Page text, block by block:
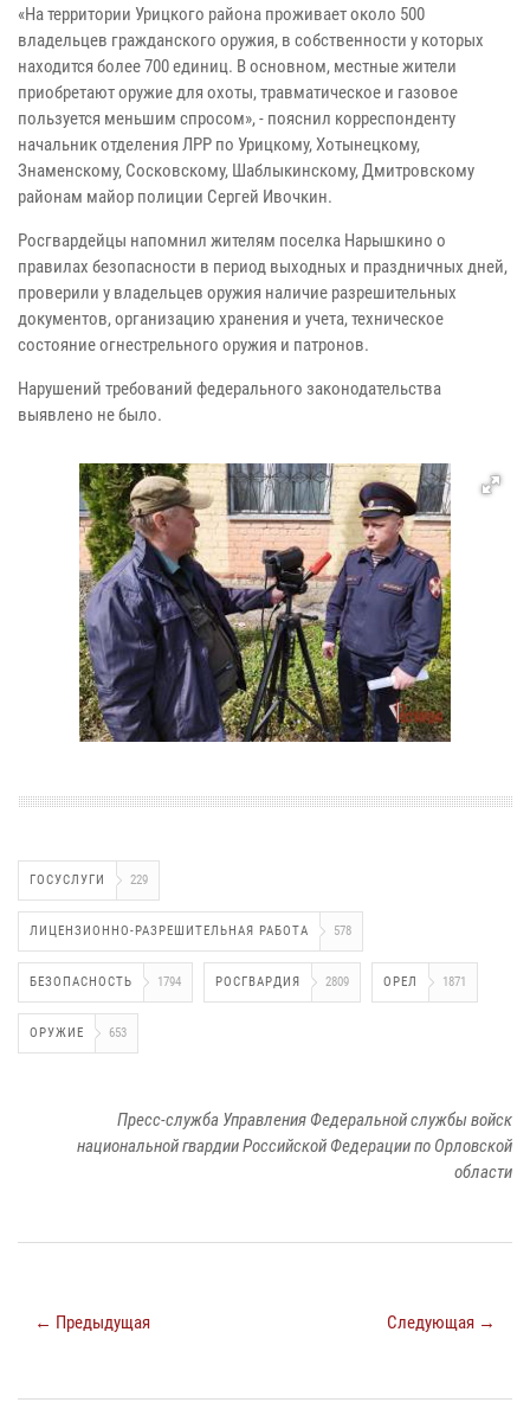
«На территории Урицкого района проживает около 500
владельцев гражданского оружия, в собственности у которых
находится более 700 единиц. В основном, местные жители
приобретают оружие для охоты, травматическое и газовое
пользуется меньшим спросом», - пояснил корреспонденту
начальник отделения ЛРР по Урицкому, Хотынецкому,
Знаменскому, Сосковскому, Шаблыкинскому, Дмитровскому
районам майор полиции Сергей Ивочкин.
Росгвардейцы напомнил жителям поселка Нарышкино о
правилах безопасности в период выходных и праздничных дней,
проверили у владельцев оружия наличие разрешительных
документов, организацию хранения и учета, техническое
состояние огнестрельного оружия и патронов.
Нарушений требований федерального законодательства
выявлено не было.
ГОСУСЛУГИ 229
ЛИЦЕНЗИОННО-РАЗРЕШИТЕЛЬНАЯ РАБОТА 578
БЕЗОПАСНОСТЬ 1794 РОСГВАРДИЯ 2809 ОРЕЛ 1871
ОРУЖИЕ 653
Пресс-служба Управления Федеральной службы войск
национальной гвардии Российской Федерации по Орловской
области
← Предыдущая Следующая →